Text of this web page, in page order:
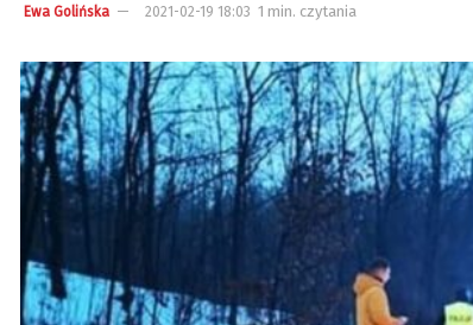
Ewa Golińska 2021-02-19 18:03 1 min. czytania